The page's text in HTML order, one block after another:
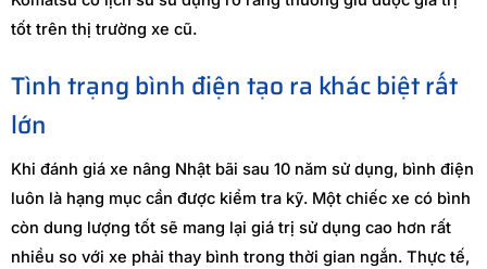
tốt trên thị trường xe cũ.
Tình trạng bình điện tạo ra khác biệt rất
lớn
Khi đánh giá xe nâng Nhật bãi sau 10 năm sử dụng, bình điện
luôn là hạng mục cần được kiểm tra kỹ. Một chiếc xe có bình
còn dung lượng tốt sẽ mang lại giá trị sử dụng cao hơn rất
nhiều so với xe phải thay bình trong thời gian ngắn. Thực tế,